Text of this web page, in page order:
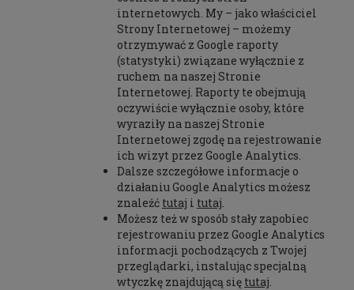
internetowych. My – jako właściciel
Strony Internetowej – możemy
otrzymywać z Google raporty
(statystyki) związane wyłącznie z
ruchem na naszej Stronie
Internetowej. Raporty te obejmują
oczywiście wyłącznie osoby, które
wyraziły na naszej Stronie
Internetowej zgodę na rejestrowanie
ich wizyt przez Google Analytics.
Dalsze szczegółowe informacje o
działaniu Google Analytics możesz
znaleźć tutaj i tutaj
Możesz też w sposób stały zapobiec
rejestrowaniu przez Google Analytics
informacji pochodzących z Twojej
przeglądarki, instalując specjalną
wtyczkę znajdującą się tutaj